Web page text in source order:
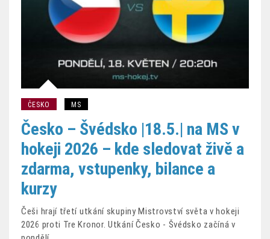
ČESKO MS
Česko – Švédsko |18.5.| na MS v
hokeji 2026 – kde sledovat živě a
zdarma, vstupenky, bilance a
kurzy
Češi hrají třetí utkání skupiny Mistrovství světa v hokeji
2026 proti Tre Kronor. Utkání Česko - Švédsko začíná v